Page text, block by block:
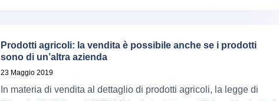
Prodotti agricoli: la vendita è possibile anche se i prodotti
sono di un’altra azienda
23 Maggio 2019
In materia di vendita al dettaglio di prodotti agricoli, la legge di